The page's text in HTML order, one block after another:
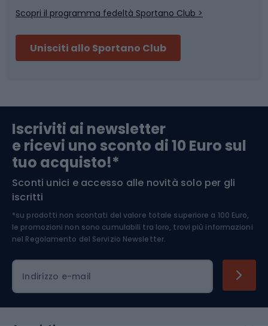
Abbigliamento da escursionismo
Componenti per biciclette
Arrampicata
Medicina dello sport
Abbigliamento ciclistico
Scopri il programma fedeltà Sportano Club >
Unisciti allo Sportano Club
Iscriviti ai newsletter
e ricevi uno sconto di 10 Euro sul
tuo acquisto!*
Sconti unici e accesso alle novità solo per gli
iscritti
*su prodotti non scontati del valore totale superiore a 100 Euro,
le promozioni non sono cumulabili tra loro, trovi più informazioni
nel Regolamento del Servizio Newsletter.
Indirizzo e-mail